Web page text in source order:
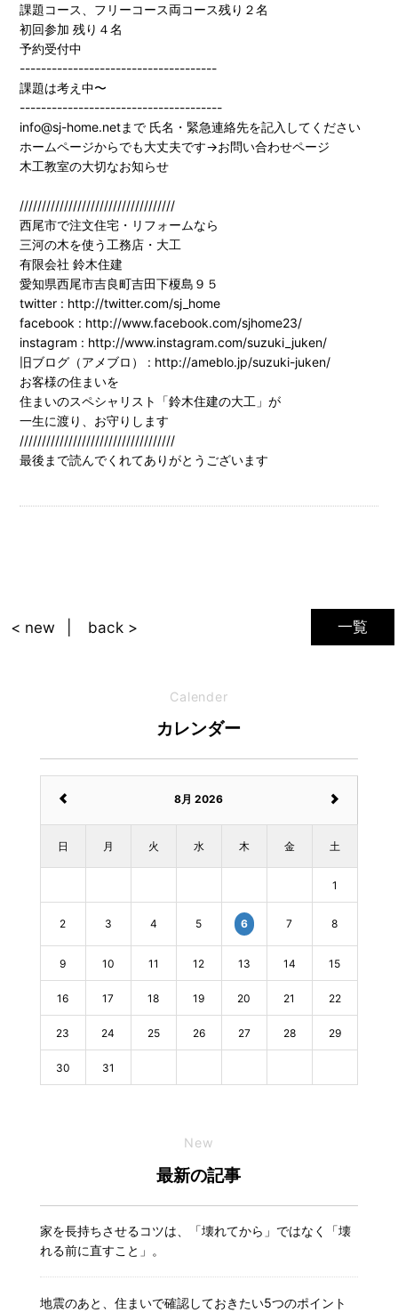
課題コース、フリーコース両コース残り２名
初回参加 残り４名
予約受付中
-------------------------------------
課題は考え中〜
--------------------------------------
info@sj-home.netまで 氏名・緊急連絡先を記入してください
ホームページからでも大丈夫です→お問い合わせページ
木工教室の大切なお知らせ
///////////////////////////////////
西尾市で注文住宅・リフォームなら
三河の木を使う工務店・大工
有限会社 鈴木住建
愛知県西尾市吉良町吉田下榎島９５
twitter : http://twitter.com/sj_home
facebook : http://www.facebook.com/sjhome23/
instagram : http://www.instagram.com/suzuki_juken/
旧ブログ（アメブロ） : http://ameblo.jp/suzuki-juken/
お客様の住まいを
住まいのスペシャリスト「鈴木住建の大工」が
一生に渡り、お守りします
///////////////////////////////////
最後まで読んでくれてありがとうございます
一覧
< new back >
Calender
カレンダー
8月 2026
日 月 火 水 木 金 土
1
2 3 4 5 6 7 8
9 10 11 12 13 14 15
16 17 18 19 20 21 22
23 24 25 26 27 28 29
30 31
New
最新の記事
家を長持ちさせるコツは、「壊れてから」ではなく「壊
れる前に直すこと」。
地震のあと、住まいで確認しておきたい5つのポイント